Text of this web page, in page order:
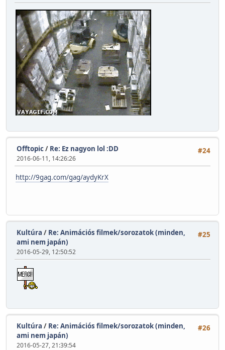
#24
Offtopic/ Re: Ez nagyon lol :DD
2016-06-11, 14:26:26
http://9gag.com/gag/aydyKrX
#25
Kultúra / Re: Animációs filmek/sorozatok (minden,
ami nem japán)
2016-05-29, 12:50:52
#26
Kultúra / Re: Animációs filmek/sorozatok (minden,
ami nem japán)
2016-05-27, 21:39:54